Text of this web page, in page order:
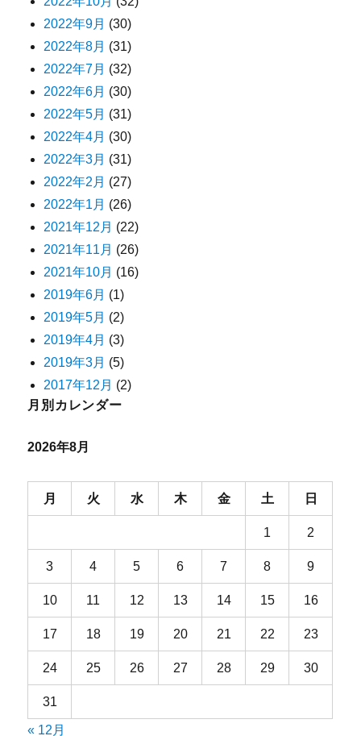
2022年9月 (30)
2022年8月 (31)
2022年7月 (32)
2022年6月 (30)
2022年5月 (31)
2022年4月 (30)
2022年3月 (31)
2022年2月 (27)
2022年1月 (26)
2021年12月 (22)
2021年11月 (26)
2021年10月 (16)
2019年6月 (1)
2019年5月 (2)
2019年4月 (3)
2019年3月 (5)
2017年12月 (2)
月別カレンダー
2026年8月
月 火 水 木 金 土 日
1 2
3 4 5 6 7 8 9
10 11 12 13 14 15 16
17 18 19 20 21 22 23
24 25 26 27 28 29 30
31
« 12月